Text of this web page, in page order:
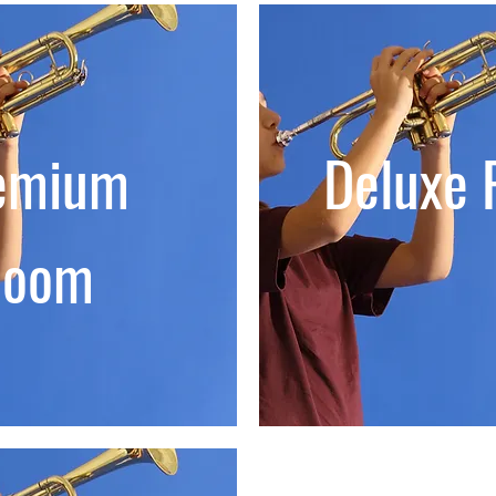
Deluxe